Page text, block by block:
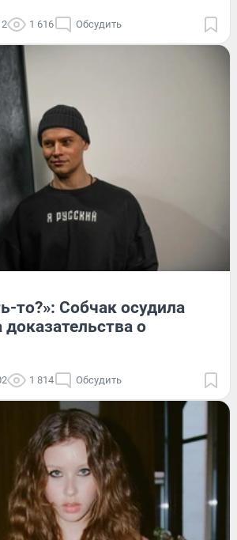
1 616 Обсудить
то?»: Собчак осудила
доказательства о
1 814 Обсудить